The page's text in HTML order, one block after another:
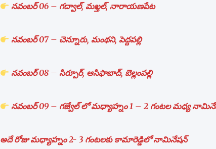
నవంబర్ 06 – గద్వాల్, మఖ్తల్, నారాయణపేట
నవంబర్ 07 – చెన్నూరు, మంథని, పెద్దపల్లి
నవంబర్ 08 – సిర్పూర్, ఆసిఫాబాద్, బెల్లంపల్లి
నవంబర్ 09 – గజ్వేల్ లో మధ్యాహ్నం 1 – 2 గంటల మధ్య
అదే రోజు మధ్యాహ్నం 2- 3 గంటలకు కామారెడ్డిలో నామినేషన్